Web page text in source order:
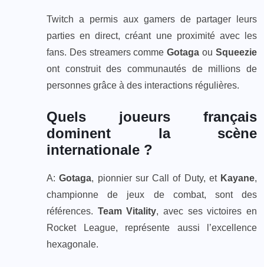
Twitch a permis aux gamers de partager leurs
parties en direct, créant une proximité avec les
fans. Des streamers commeGotaga ouSqueezie
ont construit des communautés de millions de
personnes grâce à des interactions régulières.
Quels joueurs français
dominent la scène
internationale ?
A:Gotaga, pionnier sur Call of Duty, et Kayane,
championne de jeux de combat, sont des
références. Team Vitality, avec ses victoires en
Rocket League, représente aussi l’excellence
hexagonale.